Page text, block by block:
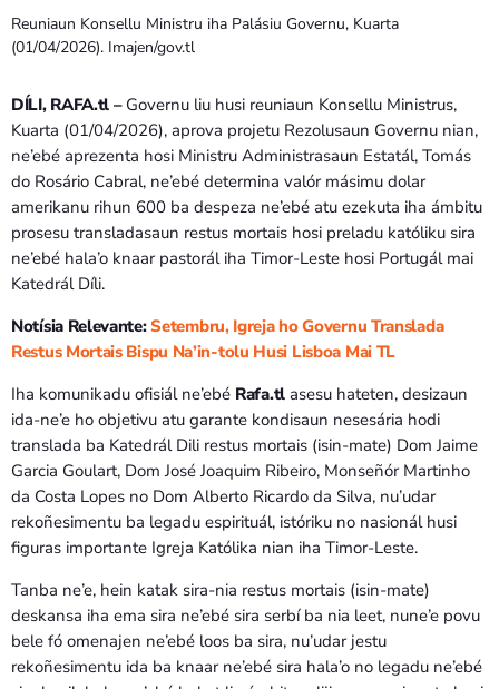
Reuniaun Konsellu Ministru iha Palásiu Governu, Kuarta
(01/04/2026). Imajen/gov.tl
DÍLI, RAFA.tl – Governu liu husi reuniaun Konsellu Ministrus,
Kuarta (01/04/2026), aprova projetu Rezolusaun Governu nian,
ne’ebé aprezenta hosi Ministru Administrasaun Estatál, Tomás
do Rosário Cabral, ne’ebé determina valór másimu dolar
amerikanu rihun 600 ba despeza ne’ebé atu ezekuta iha ámbitu
prosesu transladasaun restus mortais hosi preladu katóliku sira
ne’ebé hala’o knaar pastorál iha Timor-Leste hosi Portugál mai
Katedrál Díli.
Notísia Relevante:Setembru, Igreja ho Governu Translada
Restus Mortais Bispu Na’in-tolu Husi Lisboa Mai TL
Iha komunikadu ofisiál ne’ebé Rafa.tlasesu hateten, desizaun
ida-ne’e ho objetivu atu garante kondisaun nesesária hodi
translada ba Katedrál Dili restus mortais (isin-mate) Dom Jaime
Garcia Goulart, Dom José Joaquim Ribeiro, Monseñór Martinho
da Costa Lopes no Dom Alberto Ricardo da Silva, nu’udar
rekoñesimentu ba legadu espirituál, istóriku no nasionál husi
figuras importante Igreja Katólika nian iha Timor-Leste.
Tanba ne’e, hein katak sira-nia restus mortais (isin-mate)
deskansa iha ema sira ne’ebé sira serbí ba nia leet, nune’e povu
bele fó omenajen ne’ebé loos ba sira, nu’udar jestu
rekoñesimentu ida ba knaar ne’ebé sira hala’o no legadu ne’ebé